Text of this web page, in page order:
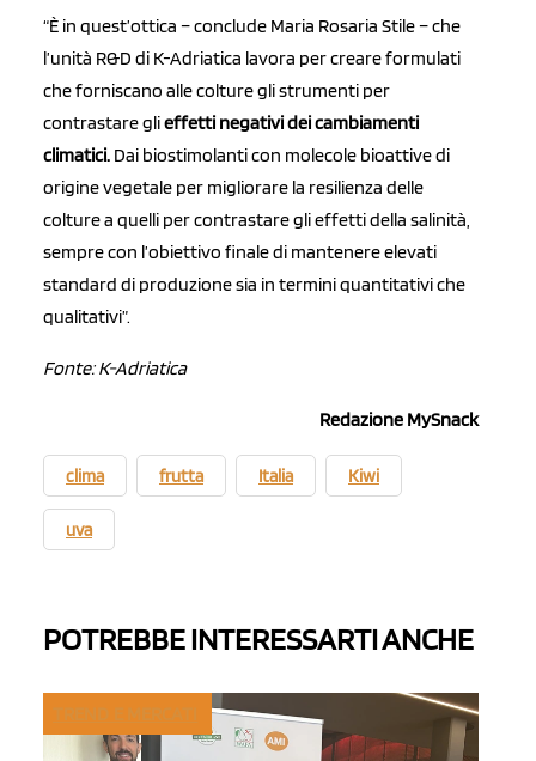
“È in quest’ottica – conclude Maria Rosaria Stile – che
l’unità R&D di K-Adriatica lavora per creare formulati
che forniscano alle colture glistrumenti per
contrastare glieffetti negativi dei cambiamenti
climatici. Dai biostimolanti con molecole bioattive di
origine vegetale per migliorare la resilienza delle
colture a quelli per contrastare gli effetti della salinità,
sempre con l’obiettivo finale di mantenere elevati
standard di produzione sia in termini quantitativi che
qualitativi”.
Fonte:K-Adriatica
Redazione MySnack
clima frutta Italia Kiwi
uva
POTREBBE INTERESSARTI ANCHE